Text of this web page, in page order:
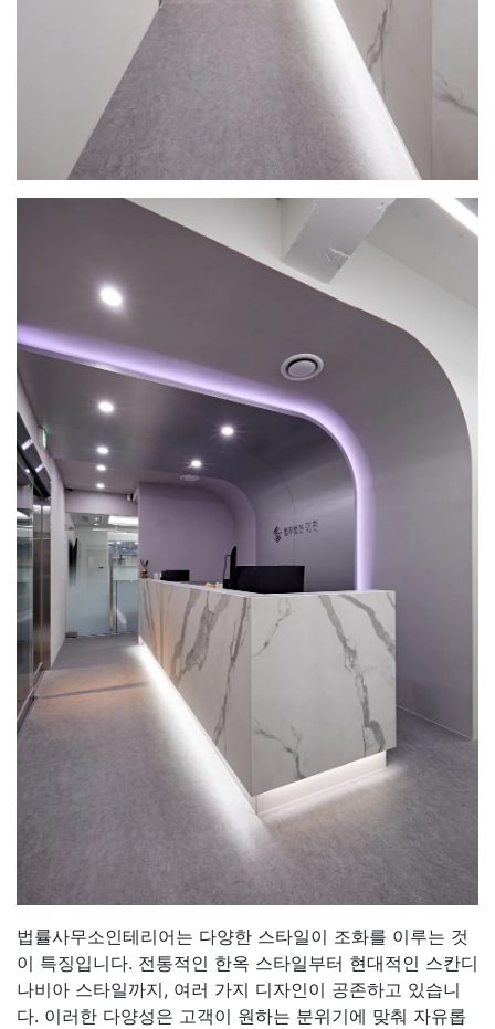
법률사무소인테리어는 다양한 스타일이 조화를 이루는 것
이 특징입니다. 전통적인 한옥 스타일부터 현대적인 스칸디
나비아 스타일까지, 여러 가지 디자인이 공존하고 있습니
다. 이러한 다양성은 고객이 원하는 분위기에 맞춰 자유롭